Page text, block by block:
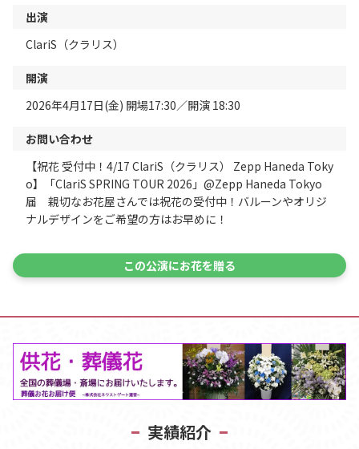
出演
ClariS（クラリス）
開演
2026年4月17日(金) 開場17:30／開演 18:30
お問い合わせ
【祝花 受付中！4/17 ClariS（クラリス） Zepp Haneda Toky
o】「ClariS SPRING TOUR 2026」@Zepp Haneda Tokyo
届 親切なお花屋さんでは祝花の受付中！バルーンやオリジ
ナルデザインをご希望の方はお早めに！
この公演にお花を贈る
実績紹介